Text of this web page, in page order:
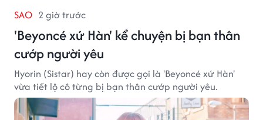
SAO 2 giờ trước
'Beyoncé xứ Hàn' kể chuyện bị bạn thân
cướp người yêu
Hyorin (Sistar) hay còn được gọi là 'Beyoncé xứ Hàn'
vừa tiết lộ cô từng bị bạn thân cướp người yêu.